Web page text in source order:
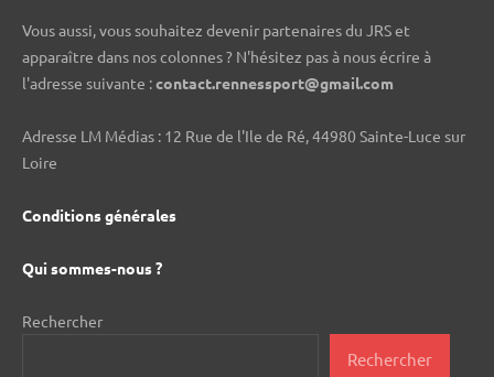
Vous aussi, vous souhaitez devenir partenaires du JRS et
apparaître dans nos colonnes ? N'hésitez pas à nous écrire à
l'adresse suivante :contact.rennessport@gmail.com
Adresse LM Médias : 12 Rue de l'Ile de Ré, 44980 Sainte-Luce sur
Loire
Conditions générales
Qui sommes-nous ?
Rechercher
Rechercher